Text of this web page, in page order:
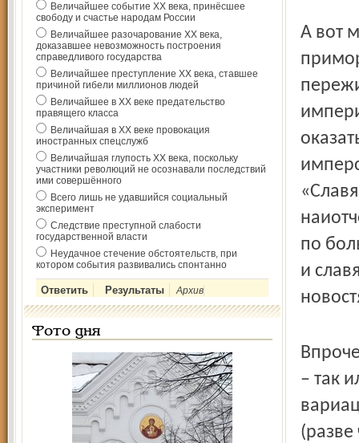
Величайшее событие ХХ века, принёсшее
свободу и счастье народам России
Величайшее разочарование ХХ века,
доказавшее невозможность построения
справедливого государства
Величайшее преступление ХХ века, ставшее
причиной гибели миллионов людей
Величайшее в ХХ веке предательство
правящего класса
Величайшая в ХХ веке провокация
иностранных спецслужб
Величайшая глупость ХХ века, поскольку
участники революций не осознавали последствий
ими совершённого
Всего лишь не удавшийся социальный
эксперимент
Следствие преступной слабости
государственной власти
Неудачное стечение обстоятельств, при
котором события развивались спонтанно
Архив
Фото дня
А вот
по
и
– так
(разве